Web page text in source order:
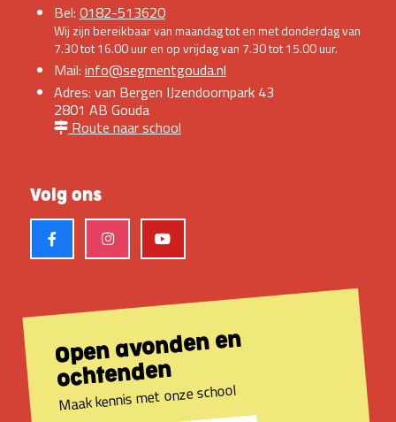
Bel: 0182-513620
Wij zijn bereikbaar van maandag tot en met donderdag van
7.30 tot 16.00 uur en op vrijdag van 7.30 tot 15.00 uur.
Mail: info@segmentgouda.nl
Adres: van Bergen IJzendoornpark 43
2801 AB Gouda
Route naar school
Volg ons
Open avonden en
ochtenden
Maak kennis met onze school